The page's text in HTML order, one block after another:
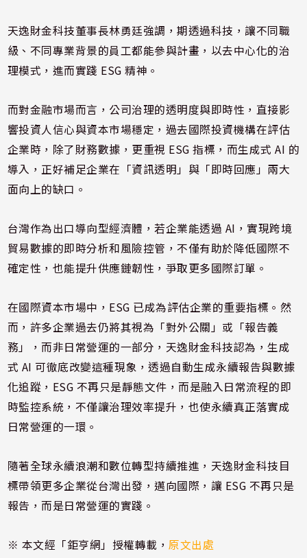
天逸財金科技董事長林勇廷強調，期透過科技，讓不同職
級、不同專業背景的員工都能參與計畫，以去中心化的治
理模式，進而實踐 ESG 精神。
而對金融市場而言，公司治理的透明度與即時性，直接影
響投資人信心與資本市場穩定，過去國際投資機構在評估
企業時，除了財務數據，更重視 ESG 指標，而生成式 AI 的
導入，正好補足企業在「資訊透明」與「即時回應」兩大
面向上的缺口。
台灣作為出口導向型經濟體，若企業能透過 AI，實現跨境
貿易數據的即時分析和風險控管，不僅有助於降低國際不
確定性，也能提升供應鏈韌性，爭取更多國際訂單。
在國際資本市場中，ESG 已成為評估企業的重要指標。然
而，許多企業過去仍將其視為「對外公關」或「報告義
務」，而非日常營運的一部分，天逸財金科技認為，生成
式 AI 可徹底改變這種現象，透過自動生成永續報告與數據
化追蹤，ESG 不再只是靜態文件，而是融入日常流程的即
時監控系統，不僅讓治理效率提升，也使永續真正落實成
日常營運的一環。
隨著全球永續浪潮和數位轉型持續推進，天逸財金科技目
標帶領更多企業從台灣出發，邁向國際，讓 ESG 不再只是
報告，而是日常營運的實踐。
※ 本文經「鉅亨網」授權轉載，原文出處